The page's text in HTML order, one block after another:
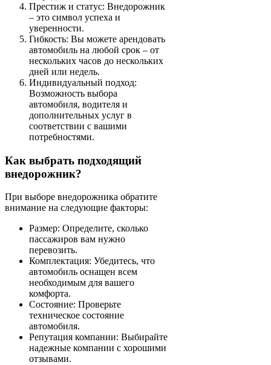
Престиж и статус: Внедорожник
– это символ успеха и
уверенности.
Гибкость: Вы можете арендовать
автомобиль на любой срок – от
нескольких часов до нескольких
дней или недель.
Индивидуальный подход:
Возможность выбора
автомобиля, водителя и
дополнительных услуг в
соответствии с вашими
потребностями.
Как выбрать подходящий
внедорожник?
При выборе внедорожника обратите
внимание на следующие факторы:
Размер: Определите, сколько
пассажиров вам нужно
перевозить.
Комплектация: Убедитесь, что
автомобиль оснащен всем
необходимым для вашего
комфорта.
Состояние: Проверьте
техническое состояние
автомобиля.
Репутация компании: Выбирайте
надежные компании с хорошими
отзывами.